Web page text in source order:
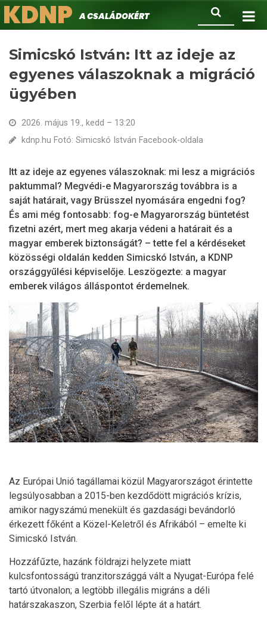
Ugrás
a
Keresés
KDNPA családokért.
Simicskó István: Itt az ideje az
egyenes válaszoknak a migráció
ügyében
2026. május 19., kedd – 13:20
kdnp.hu Fotó: Simicskó István Facebook-oldala
Itt az ideje az egyenes válaszoknak: mi lesz a migrációs
paktummal? Megvédi-e Magyarország továbbra is a
saját határait, vagy Brüsszel nyomására engedni fog?
És ami még fontosabb: fog-e Magyarország büntetést
fizetni azért, mert meg akarja védeni a határait és a
magyar emberek biztonságát? – tette fel a kérdéseket
közösségi oldalán kedden Simicskó István, a KDNP
országgyűlési képviselője. Leszögezte: a magyar
emberek világos álláspontot érdemelnek.
Az Európai Unió tagállamai közül Magyarországot érintette
legsúlyosabban a 2015-ben kezdődött migrációs krízis,
amikor nagyszámú menekült és gazdasági bevándorló
érkezett főként a Közel-Keletről és Afrikából – emelte ki
Simicskó István.
Hozzáfűzte, hazánk földrajzi helyzete miatt
kulcsfontosságú tranzitországgá vált a Nyugat-Európa felé
tartó útvonalon; a legtöbb illegális migráns a déli
határszakaszon, Szerbia felől lépte át a határt.